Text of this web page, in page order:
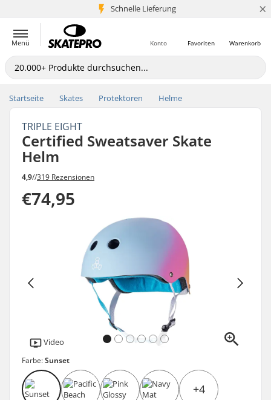
Schnelle Lieferung
5+ Mio. Kunden ×
Menü Warenkorb
Favoriten
Konto
Startseite Skates Protektoren Helme
TRIPLE EIGHT
Certified Sweatsaver Skate
Helm
4,9//319 Rezensionen
€74,95
Video
Farbe:Sunset
+4